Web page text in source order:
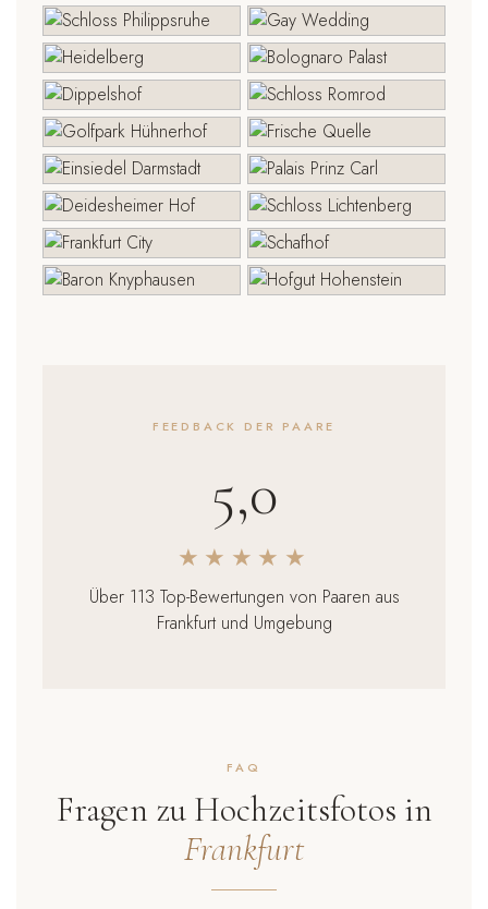
FEEDBACK DER PAARE
5,0
★★★★★
Über 113 Top-Bewertungen von Paaren aus
Frankfurt und Umgebung
FAQ
Fragen zu Hochzeitsfotos in
Frankfurt